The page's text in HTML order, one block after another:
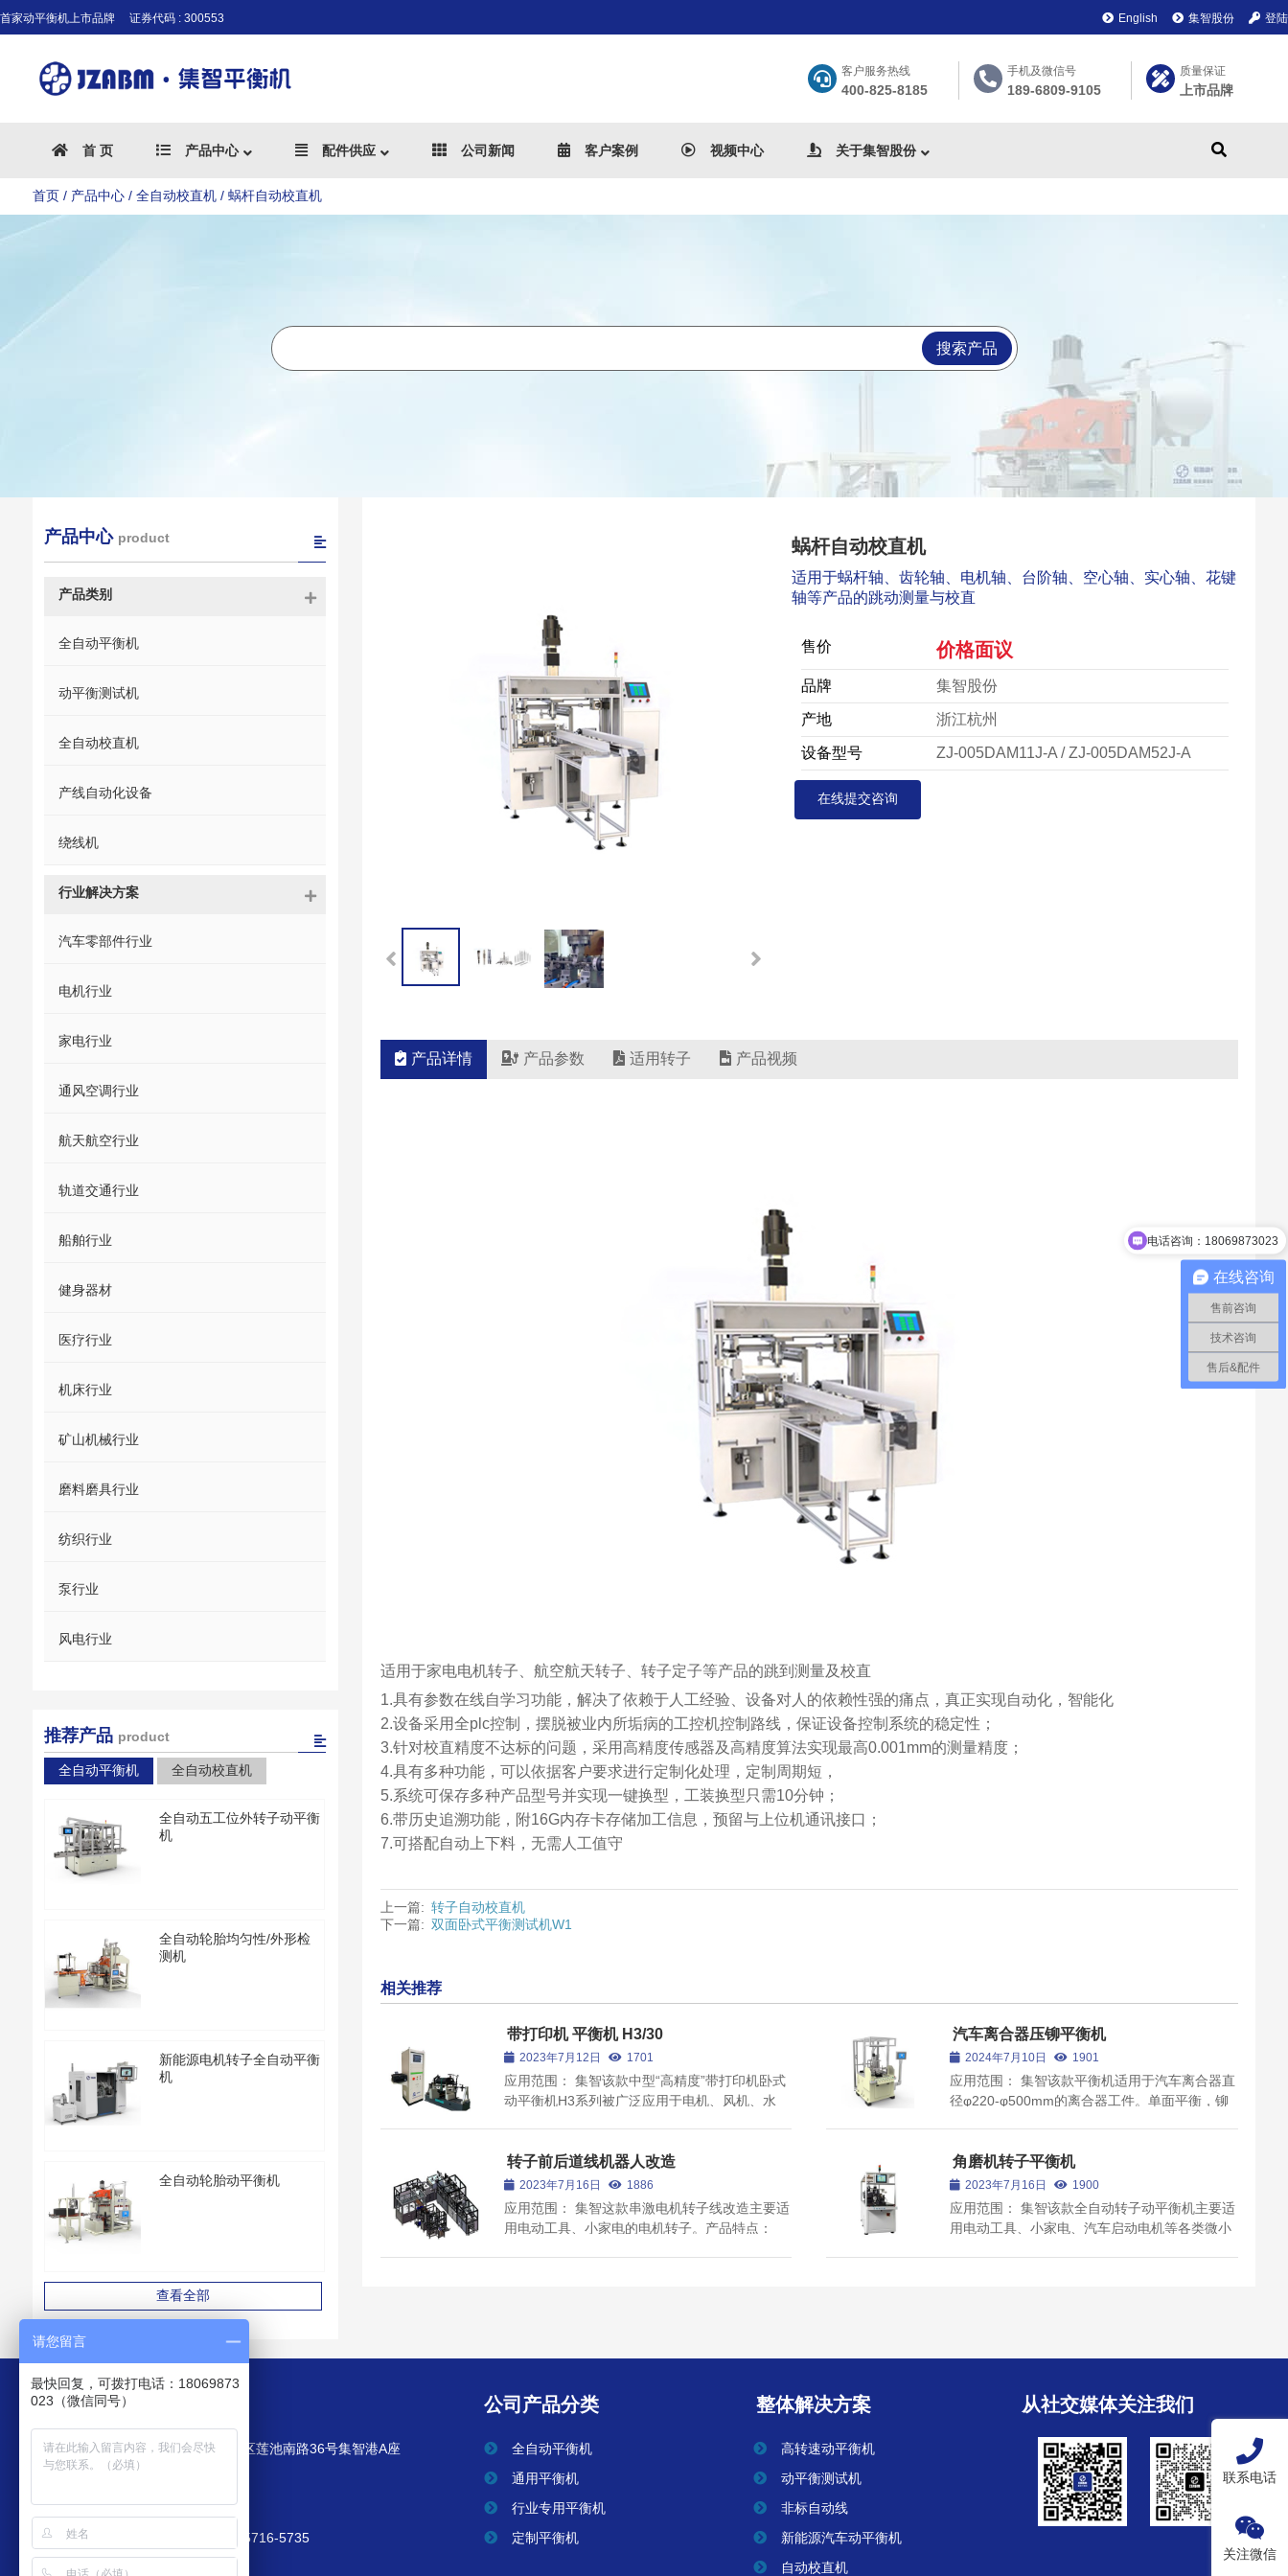
首家动平衡机上市品牌 证券代码 : 300553 English 集智股份 登陆
客户服务热线
400-825-8185
手机及微信号
189-6809-9105
质量保证
上市品牌
首 页 产品中心 配件供应 公司新闻 客户案例 视频中心 关于集智股份
首页/ 产品中心/ 全自动校直机/ 蜗杆自动校直机
搜索产品
蜗杆自动校直机
适用于蜗杆轴、齿轮轴、电机轴、台阶轴、空心轴、实心轴、花键
轴等产品的跳动测量与校直
售价 价格面议
品牌 集智股份
产地 浙江杭州
设备型号 ZJ-005DAM11J-A / ZJ-005DAM52J-A
在线提交咨询
产品详情 产品参数 适用转子 产品视频
适用于家电电机转子、航空航天转子、转子定子等产品的跳到测量及校直
1.具有参数在线自学习功能，解决了依赖于人工经验、设备对人的依赖性强的痛点，真正实现自动化，智能化
2.设备采用全plc控制，摆脱被业内所垢病的工控机控制路线，保证设备控制系统的稳定性；
3.针对校直精度不达标的问题，采用高精度传感器及高精度算法实现最高0.001mm的测量精度；
4.具有多种功能，可以依据客户要求进行定制化处理，定制周期短，
5.系统可保存多种产品型号并实现一键换型，工装换型只需10分钟；
6.带历史追溯功能，附16G内存卡存储加工信息，预留与上位机通讯接口；
7.可搭配自动上下料，无需人工值守
上一篇: 转子自动校直机
下一篇: 双面卧式平衡测试机W1
相关推荐
带打印机 平衡机 H3/30
2023年7月12日 1701
应用范围： 集智该款中型“高精度”带打印机卧式
动平衡机H3系列被广泛应用于电机、风机、水
承架，结构轻巧可靠，振动系统阻尼小、刚性
好。 2、每...
汽车离合器压铆平衡机
2024年7月10日 1901
应用范围： 集智该款平衡机适用于汽车离合器直
径φ220-φ500mm的离合器工件。单面平衡，铆
殊产品可支持高度定制化方案解决； 本机采用测
量、铆接加重、复检...
转子前后道线机器人改造
2023年7月16日 1886
应用范围： 集智这款串激电机转子线改造主要适
用电动工具、小家电的电机转子。产品特点：
角磨机转子平衡机
2023年7月16日 1900
应用范围： 集智该款全自动转子动平衡机主要适
用电动工具、小家电、汽车启动电机等各类微小
产品中心 product
产品类别
全自动平衡机
动平衡测试机
全自动校直机
产线自动化设备
绕线机
行业解决方案
汽车零部件行业
电机行业
家电行业
通风空调行业
航天航空行业
轨道交通行业
船舶行业
健身器材
医疗行业
机床行业
矿山机械行业
磨料磨具行业
纺织行业
泵行业
风电行业
推荐产品 product
全自动平衡机 全自动校直机
全自动五工位外转子动平衡
机
全自动轮胎均匀性/外形检
测机
新能源电机转子全自动平衡
机
全自动轮胎动平衡机
查看全部
圆钢自动矫直机
圆棒自动校直机
转子自动校直机
我们的联络方式
公司地址：浙江省杭州市西湖区莲池南路36号集智港A座
E-mail: market@zjjizhi.com
手机：189-6809-9105；166-5716-5735
站点地图
公司产品分类
全自动平衡机
通用平衡机
行业专用平衡机
定制平衡机
整体解决方案
高转速动平衡机
动平衡测试机
非标自动线
新能源汽车动平衡机
自动校直机
从社交媒体关注我们
联系电话
关注微信
在线咨询
售前咨询
技术咨询
售后&配件
电话咨询：18069873023
请您留言
最快回复，可拨打电话：18069873
023（微信同号）